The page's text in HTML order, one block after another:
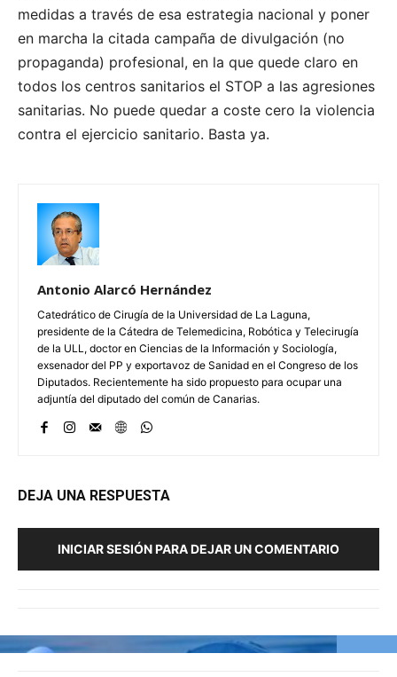
medidas a través de esa estrategia nacional y poner
en marcha la citada campaña de divulgación (no
propaganda) profesional, en la que quede claro en
todos los centros sanitarios el STOP a las agresiones
sanitarias. No puede quedar a coste cero la violencia
contra el ejercicio sanitario. Basta ya.
Antonio Alarcó Hernández
Catedrático de Cirugía de la Universidad de La Laguna,
presidente de la Cátedra de Telemedicina, Robótica y Telecirugía
de la ULL, doctor en Ciencias de la Información y Sociología,
exsenador del PP y exportavoz de Sanidad en el Congreso de los
Diputados. Recientemente ha sido propuesto para ocupar una
adjuntía del diputado del común de Canarias.
DEJA UNA RESPUESTA
INICIAR SESIÓN PARA DEJAR UN COMENTARIO